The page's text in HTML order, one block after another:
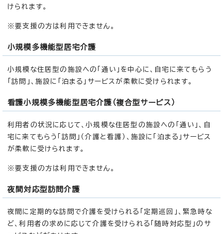
けられます。
※要支援の方は利用できません。
小規模多機能型居宅介護
小規模な住居型の施設への「通い」を中心に、自宅に来てもらう
「訪問」、施設に「泊まる」サービスが柔軟に受けられます。
看護小規模多機能型居宅介護（複合型サービス）
利用者の状況に応じて、小規模な住居型の施設への「通い」、自
宅に来てもらう「訪問」（介護と看護）、施設に「泊まる」サービス
が柔軟に受けられます。
※要支援の方は利用できません。
夜間対応型訪問介護
夜間に定期的な訪問で介護を受けられる「定期巡回」、緊急時な
ど、利用者の求めに応じて介護を受けられる「随時対応型」のサ